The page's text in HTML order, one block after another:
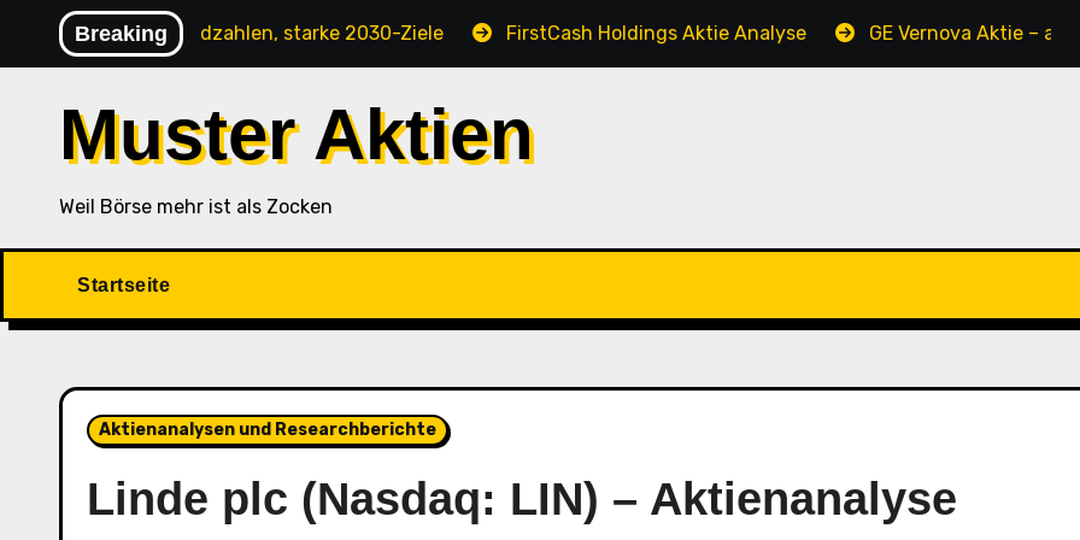
Breaking
Rekordzahlen, starke 2030-Ziele FirstCash Holdings Aktie Analyse GE Vernova Aktie –
Muster Aktien
Weil Börse mehr ist als Zocken
Startseite
Aktienanalysen und Researchberichte
Linde plc (Nasdaq: LIN) – Aktienanalyse